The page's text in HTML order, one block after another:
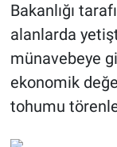
Bakanlığı
alanlarda
münavebeye
ekonomik
tohumu